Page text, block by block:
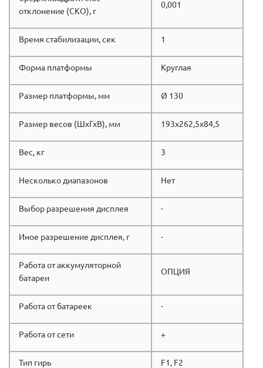
отклонение (СКО), г
0,001
Время стабилизации, сек 1
Форма платформы Круглая
Размер платформы, мм Ø 130
Размер весов (ШхГхВ), мм 193х262,5х84,5
Вес, кг 3
Несколько диапазонов Нет
Выбор разрешения дисплея -
Иное разрешение дисплея, г -
Работа от аккумуляторной
батареи
ОПЦИЯ
Работа от батареек -
Работа от сети +
Тип гирь F1, F2